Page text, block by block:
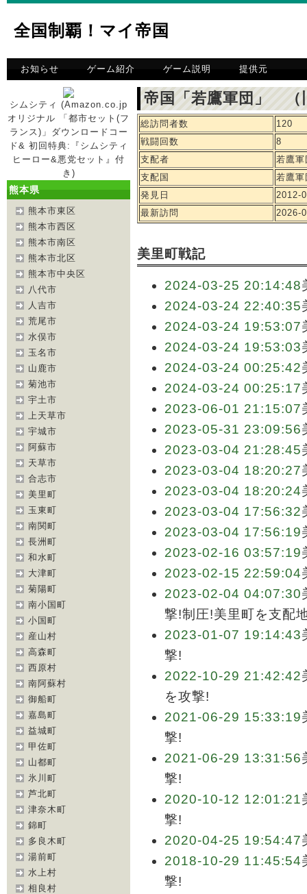
全国制覇！マイ帝国
お知らせ ゲーム紹介 ゲーム説明 提供元
シムシティ (Amazon.co.jp
オリジナル 「都市セット(フ
ランス)」ダウンロードコー
ド& 初回特典:『シムシティ
ヒーロー&悪党セット』付
き)
熊本県
熊本市東区
熊本市西区
熊本市南区
熊本市北区
熊本市中央区
八代市
人吉市
荒尾市
水俣市
玉名市
山鹿市
菊池市
宇土市
上天草市
宇城市
阿蘇市
天草市
合志市
美里町
玉東町
南関町
長洲町
和水町
大津町
菊陽町
南小国町
小国町
産山村
高森町
西原村
南阿蘇村
御船町
嘉島町
益城町
甲佐町
山都町
氷川町
芦北町
津奈木町
錦町
多良木町
湯前町
水上村
相良村
帝国「若鷹軍団」 （
総訪問者数
120
戦闘回数
8
支配者
若鷹軍
支配国
若鷹軍
発見日
2012-
最新訪問
2026-
美里町戦記
2024-03-25 20:14:48
2024-03-24 22:40:35
2024-03-24 19:53:07
2024-03-24 19:53:03
2024-03-24 00:25:42
2024-03-24 00:25:17
2023-06-01 21:15:07
2023-05-31 23:09:56
2023-03-04 21:28:45
2023-03-04 18:20:27
2023-03-04 18:20:24
2023-03-04 17:56:32
2023-03-04 17:56:19
2023-02-16 03:57:19
2023-02-15 22:59:04
2023-02-04 04:07:30
撃!制圧!美里町を支配
2023-01-07 19:14:43
撃!
2022-10-29 21:42:42
を攻撃!
2021-06-29 15:33:19
撃!
2021-06-29 13:31:56
撃!
2020-10-12 12:01:21
撃!
2020-04-25 19:54:47
2018-10-29 11:45:54
撃!